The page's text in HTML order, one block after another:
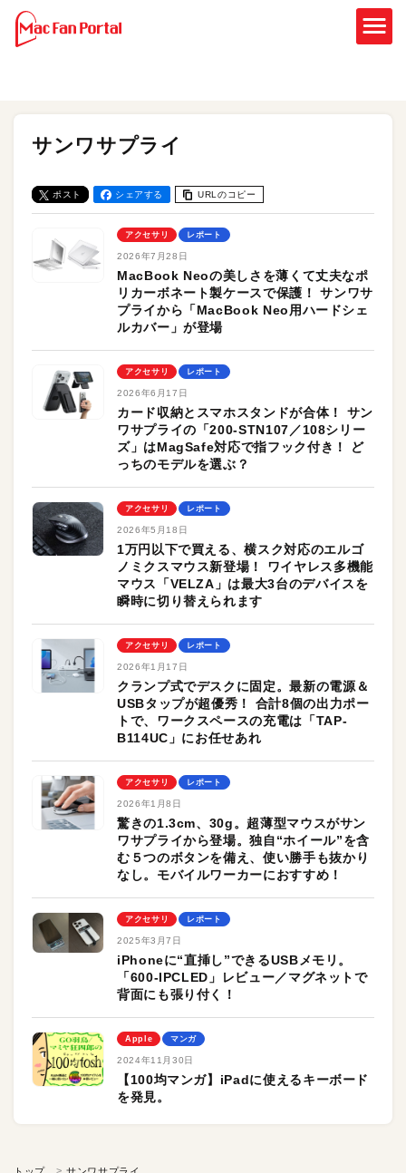
サンワサプライ
ポスト シェアする URLのコピー
アクセサリ レポート
2026年7月28日
MacBook Neoの美しさを薄くて丈夫なポ
リカーボネート製ケースで保護！ サンワサ
プライから「MacBook Neo用ハードシェ
ルカバー」が登場
アクセサリ レポート
2026年6月17日
カード収納とスマホスタンドが合体！ サン
ワサプライの「200-STN107／108シリー
ズ」はMagSafe対応で指フック付き！ ど
っちのモデルを選ぶ？
アクセサリ レポート
2026年5月18日
1万円以下で買える、横スク対応のエルゴ
ノミクスマウス新登場！ ワイヤレス多機能
マウス「VELZA」は最大3台のデバイスを
瞬時に切り替えられます
アクセサリ レポート
2026年1月17日
クランプ式でデスクに固定。最新の電源＆
USBタップが超優秀！ 合計8個の出力ポー
トで、ワークスペースの充電は「TAP-
B114UC」にお任せあれ
アクセサリ レポート
2026年1月8日
驚きの1.3cm、30g。超薄型マウスがサン
ワサプライから登場。独自“ホイール”を含
む５つのボタンを備え、使い勝手も抜かり
なし。モバイルワーカーにおすすめ！
アクセサリ レポート
2025年3月7日
iPhoneに“直挿し”できるUSBメモリ。
「600-IPCLED」レビュー／マグネットで
背面にも張り付く！
Apple マンガ
2024年11月30日
【100均マンガ】iPadに使えるキーボード
を発見。